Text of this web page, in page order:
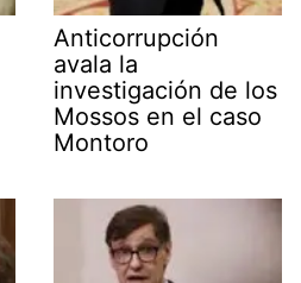
Anticorrupción
avala la
investigación de los
Mossos en el caso
Montoro